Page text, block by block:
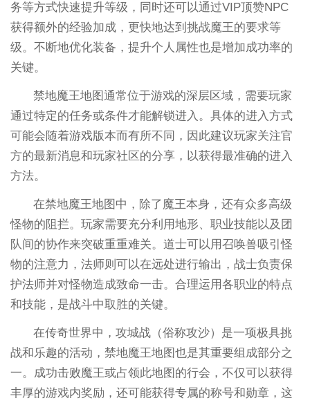
务等方式快速提升等级，同时还可以通过VIP顶赞NPC
获得额外的经验加成，更快地达到挑战魔王的要求等
级。不断地优化装备，提升个人属性也是增加成功率的
关键。
禁地魔王地图通常位于游戏的深层区域，需要玩家
通过特定的任务或条件才能解锁进入。具体的进入方式
可能会随着游戏版本而有所不同，因此建议玩家关注官
方的最新消息和玩家社区的分享，以获得最准确的进入
方法。
在禁地魔王地图中，除了魔王本身，还有众多高级
怪物的阻拦。玩家需要充分利用地形、职业技能以及团
队间的协作来突破重重难关。道士可以用召唤兽吸引怪
物的注意力，法师则可以在远处进行输出，战士负责保
护法师并对怪物造成致命一击。合理运用各职业的特点
和技能，是战斗中取胜的关键。
在传奇世界中，攻城战（俗称攻沙）是一项极具挑
战和乐趣的活动，禁地魔王地图也是其重要组成部分之
一。成功击败魔王或占领此地图的行会，不仅可以获得
丰厚的游戏内奖励，还可能获得专属的称号和勋章，这